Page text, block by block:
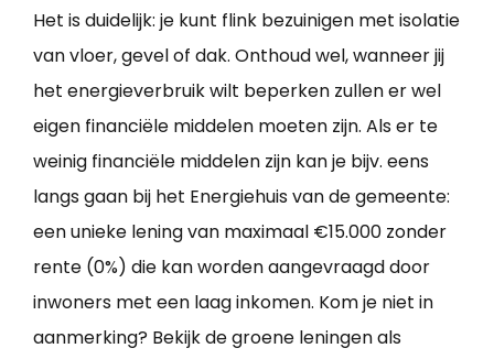
Het is duidelijk: je kunt flink bezuinigen met isolatie
van vloer, gevel of dak. Onthoud wel, wanneer jij
het energieverbruik wilt beperken zullen er wel
eigen financiële middelen moeten zijn. Als er te
weinig financiële middelen zijn kan je bijv. eens
langs gaan bij het Energiehuis van de gemeente:
een unieke lening van maximaal €15.000 zonder
rente (0%) die kan worden aangevraagd door
inwoners met een laag inkomen. Kom je niet in
aanmerking? Bekijk de groene leningen als